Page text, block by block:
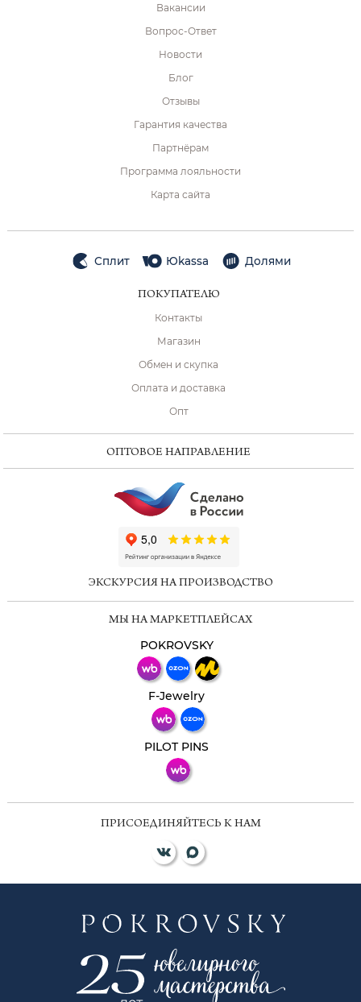
Вакансии
Вопрос-Ответ
Новости
Блог
Отзывы
Гарантия качества
Партнёрам
Программа лояльности
Карта сайта
Сплит Юkassa Долями
ПОКУПАТЕЛЮ
Контакты
Магазин
Обмен и скупка
Оплата и доставка
Опт
ОПТОВОЕ НАПРАВЛЕНИЕ
ЭКСКУРСИЯ НА ПРОИЗВОДСТВО
МЫ НА МАРКЕТПЛЕЙСАХ
POKROVSKY
F-Jewelry
PILOT PINS
ПРИСОЕДИНЯЙТЕСЬ К НАМ